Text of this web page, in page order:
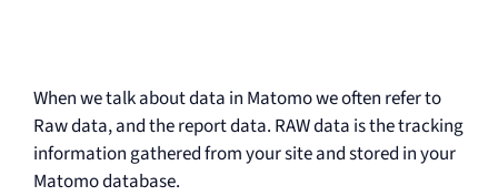
When we talk about data in Matomo we often refer to
Raw data, and the report data. RAW data is the tracking
information gathered from your site and stored in your
Matomo database.